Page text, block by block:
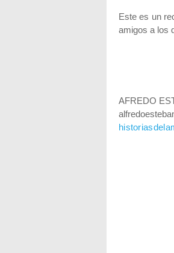
Este es un
amigos a los
AFREDO